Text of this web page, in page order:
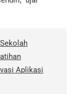
Aplikasi